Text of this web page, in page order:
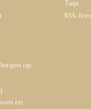
op
en
Tags
RSS-